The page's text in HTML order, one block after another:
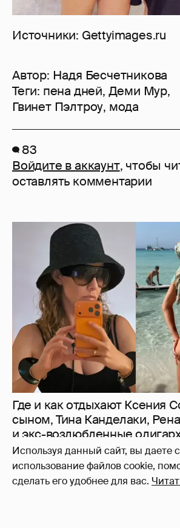
Используя данный сайт, вы даете
использование файлов cookie,
сделать его удобнее для вас.
Источники: Gettyimages.ru
Автор: Надя Бесчетникова
Теги: пена дней, Деми Мур,
Гвинет Пэлтроу, мода
83
Войдите в аккаунт, чтобы
оставлять комментарии
Где и как отдыхают Ксения
сыном, Тина Канделаки,
и экс-возлюбленные